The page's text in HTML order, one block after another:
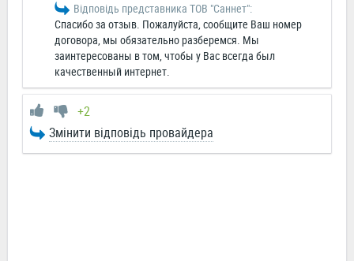
Відповідь представника ТОВ "Саннет":
Спасибо за отзыв. Пожалуйста, сообщите Ваш номер
договора, мы обязательно разберемся. Мы
заинтересованы в том, чтобы у Вас всегда был
качественный интернет.
+2
Змінити відповідь провайдера